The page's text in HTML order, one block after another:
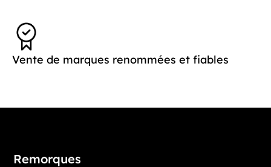
Vente de marques renommées et fiables
Remorques